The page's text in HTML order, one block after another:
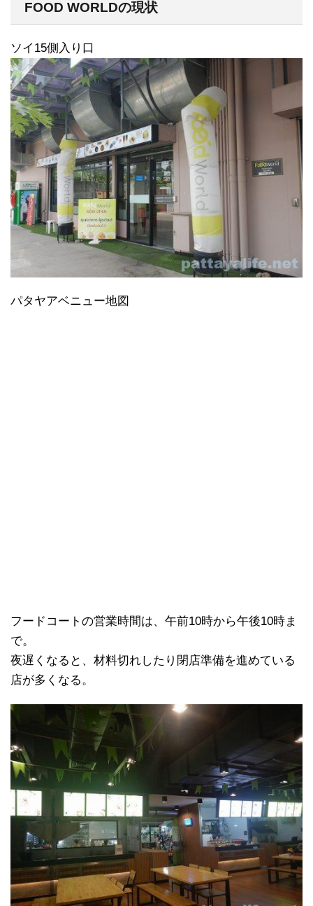
FOOD WORLDの現状
ソイ15側入り口
パタヤアベニュー地図
フードコートの営業時間は、午前10時から午後10時ま
で。
夜遅くなると、材料切れしたり閉店準備を進めている
店が多くなる。